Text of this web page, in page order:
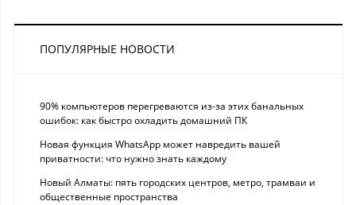
ПОПУЛЯРНЫЕ НОВОСТИ
90% компьютеров перегреваются из-за этих банальных
ошибок: как быстро охладить домашний ПК
Новая функция WhatsApp может навредить вашей
приватности: что нужно знать каждому
Новый Алматы: пять городских центров, метро, трамваи и
общественные пространства